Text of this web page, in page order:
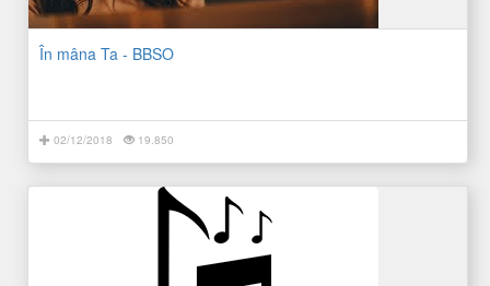
În mâna Ta - BBSO
02/12/2018 19.850